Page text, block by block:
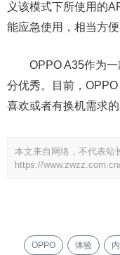
义该模式下所使用的
能应急使用，相当方便
OPPO A35作为一
分优秀。目前，
喜欢或者有换机需求
本文来自网络，不代表站
https://
OPPO 体验